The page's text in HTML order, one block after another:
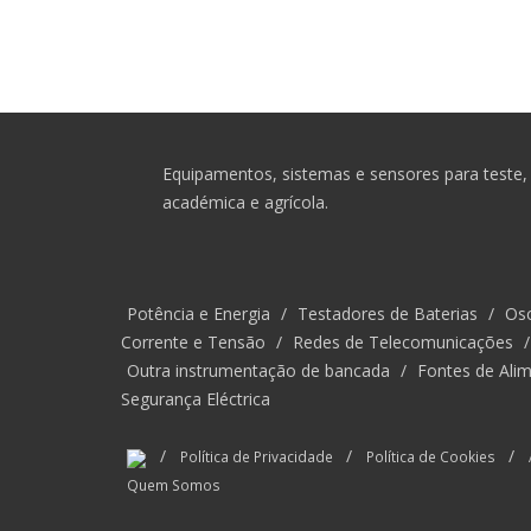
Equipamentos, sistemas e sensores para
académica e agrícola.
Potência e Energia / Testadores de Baterias /
Corrente e Tensão / Redes de Telecomunicações /
Outra instrumentação de bancada / Fontes de
Segurança Eléctrica
/ Política de Privacidade / Política de Cookies /
Quem Somos